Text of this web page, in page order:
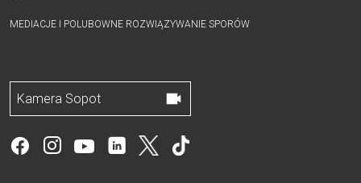
MEDIACJE I POLUBOWNE ROZWIĄZYWANIE SPORÓW
Kamera Sopot